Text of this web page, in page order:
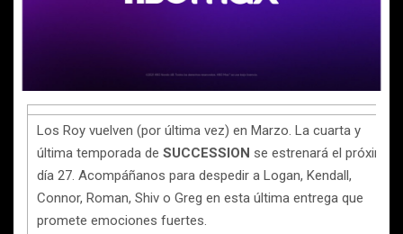
Los Roy vuelven (por última vez) en Marzo. La cuarta y
última temporada de SUCCESSION se estrenará el próximo
día 27. Acompáñanos para despedir a Logan, Kendall,
Connor, Roman, Shiv o Greg en esta última entrega que
promete emociones fuertes.